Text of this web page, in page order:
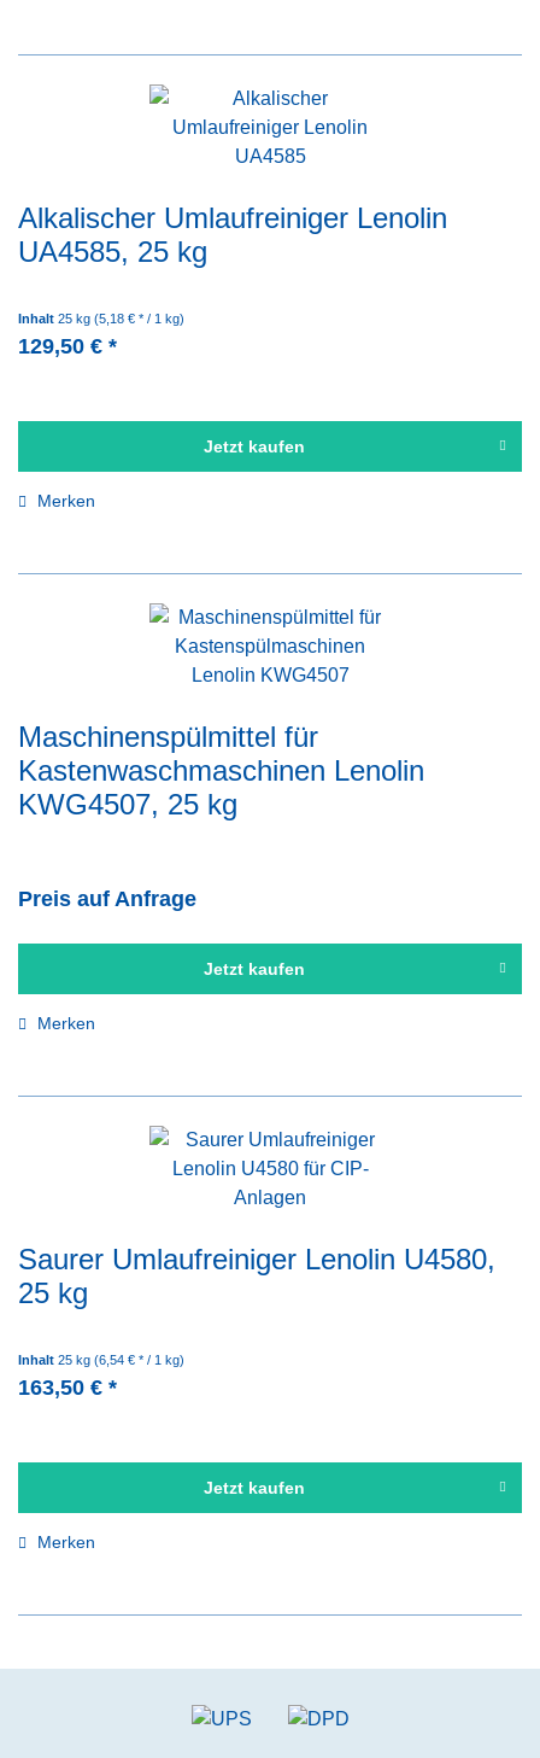
Alkalischer Umlaufreiniger Lenolin
UA4585, 25 kg
Inhalt 25 kg (5,18 € * / 1 kg)
129,50 € *
Jetzt kaufen
Merken
Maschinenspülmittel für
Kastenwaschmaschinen Lenolin
KWG4507, 25 kg
Preis auf Anfrage
Jetzt kaufen
Merken
Saurer Umlaufreiniger Lenolin U4580,
25 kg
Inhalt 25 kg (6,54 € * / 1 kg)
163,50 € *
Jetzt kaufen
Merken